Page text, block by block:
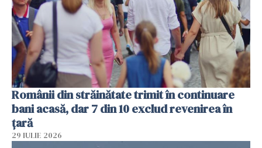
Românii din străinătate trimit în continuare
bani acasă, dar 7 din 10 exclud revenirea în
țară
29 IULIE 2026